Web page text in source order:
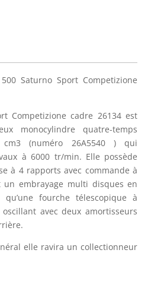
Saturno Sport Competizione
Competizione cadre 26134 est
monocylindre quatre-temps
(numéro 26A5540 ) qui
à 6000 tr/min. Elle possède
à 4 rapports avec commande à
embrayage multi disques en
qu’une fourche télescopique à
avec deux amortisseurs
elle ravira un collectionneur